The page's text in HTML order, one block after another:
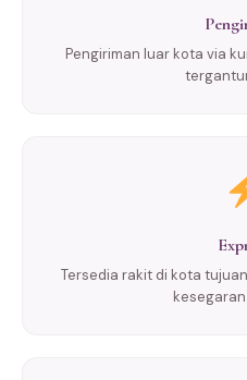
Pengiriman luar kota via
Tersedia rakit di kota